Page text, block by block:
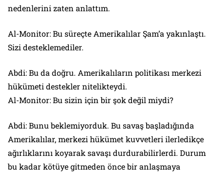
nedenlerini zaten anlattım.
Al-Monitor: Bu süreçte Amerikalılar Şam’a yakınlaştı.
Sizi desteklemediler.
Abdi: Bu da doğru. Amerikalıların politikası merkezi
hükümeti destekler nitelikteydi.
Al-Monitor: Bu sizin için bir şok değil miydi?
Abdi: Bunu beklemiyorduk. Bu savaş başladığında
Amerikalılar, merkezi hükümet kuvvetleri ilerledikçe
ağırlıklarını koyarak savaşı durdurabilirlerdi. Durum
bu kadar kötüye gitmeden önce bir anlaşmaya